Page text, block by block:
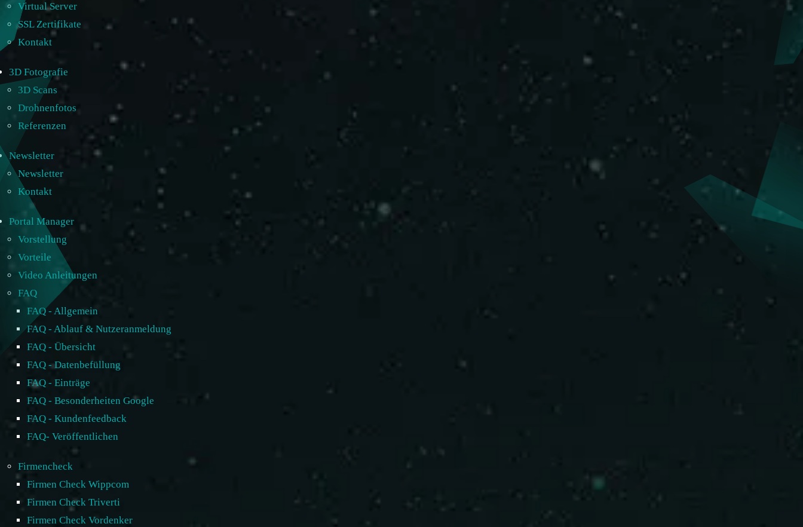
Virtual Server
SSL Zertifikate
Kontakt
3D Fotografie
3D Scans
Drohnenfotos
Referenzen
Newsletter
Newsletter
Kontakt
Portal Manager
Vorstellung
Vorteile
Video Anleitungen
FAQ
FAQ - Allgemein
FAQ - Ablauf & Nutzeranmeldung
FAQ - Übersicht
FAQ - Datenbefüllung
FAQ - Einträge
FAQ - Besonderheiten Google
FAQ - Kundenfeedback
FAQ- Veröffentlichen
Firmencheck
Firmen Check Wippcom
Firmen Check Triverti
Firmen Check Vordenker